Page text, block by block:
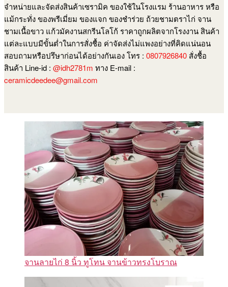
จำหน่ายและจัดส่งสินค้าเซรามิค ของใช้ในโรงแรม ร้านอาหาร หรือ
แม้กระทั่ง ของพรีเมี่ยม ของแจก ของชำร่วย ถ้วยชามตราไก่ จาน
ชามเนื้อขาว แก้วมัคงานสกรีนโลโก้ ราคาถูกผลิตจากโรงงาน สินค้า
แต่ละแบบมีขั้นต่ำในการสั่งชื้อ ค่าจัดส่งไม่แพงอย่างที่คิดแน่นอน
สอบถามหรือปรึษาก่อนได้อย่างกันเอง โทร : 0807926840 สั่งชื้อ
สินค้า Line-id : @idh2781m ทาง E-mail :
ceramicdeedee@gmail.com
จานลายไก่ 8 นิ้ว ทูโทน จานข้าวทรงโบราณ